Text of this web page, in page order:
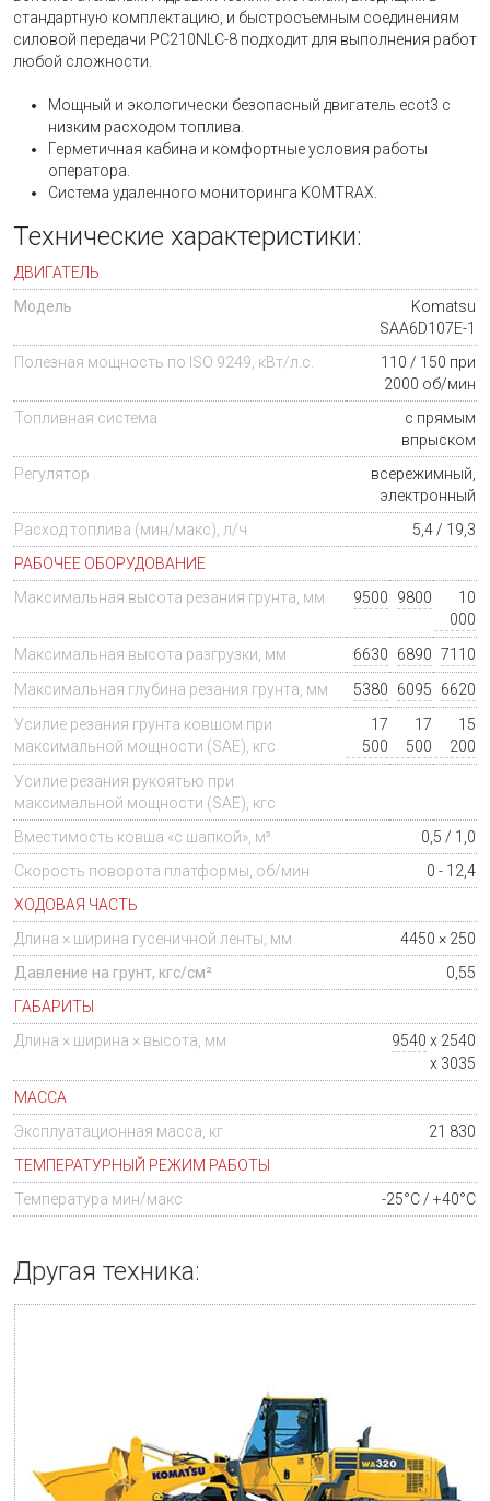
стандартную комплектацию, и быстросъемным соединениям
силовой передачи PC210NLC-8 подходит для выполнения работ
любой сложности.
Мощный и экологически безопасный двигатель ecot3 с
низким расходом топлива.
Герметичная кабина и комфортные условия работы
оператора.
Система удаленного мониторинга KOMTRAX.
Технические характеристики:
ДВИГАТЕЛЬ
Модель
Komatsu
SAA6D107E-1
Полезная мощность по ISO 9249, кВт/л.с.
110 / 150 при
2000 об/мин
Топливная система
с прямым
впрыском
Регулятор
всережимный,
электронный
Расход топлива (мин/макс), л/ч
5,4 / 19,3
РАБОЧЕЕ ОБОРУДОВАНИЕ
Максимальная высота резания грунта, мм
9500 9800
10
000
Максимальная высота разгрузки, мм
6630 6890 7110
Максимальная глубина резания грунта, мм
5380 6095
6620
Усилие резания грунта ковшом при
максимальной мощности (SAE), кгс
17
500
17
500
15
200
Усилие резания рукоятью при
максимальной мощности (SAE), кгс
Вместимость ковша «с шапкой», м³
0,5 / 1,0
Скорость поворота платформы, об/мин
0 - 12,4
ХОДОВАЯ ЧАСТЬ
Длина × ширина гусеничной ленты, мм
4450 × 250
Давление на грунт, кгс/см²
0,55
ГАБАРИТЫ
Длина × ширина × высота, мм
9540 x 2540
x 3035
МАССА
Эксплуатационная масса, кг
21 830
ТЕМПЕРАТУРНЫЙ РЕЖИМ РАБОТЫ
Температура мин/макс
-25°C / +40°C
Другая техника: